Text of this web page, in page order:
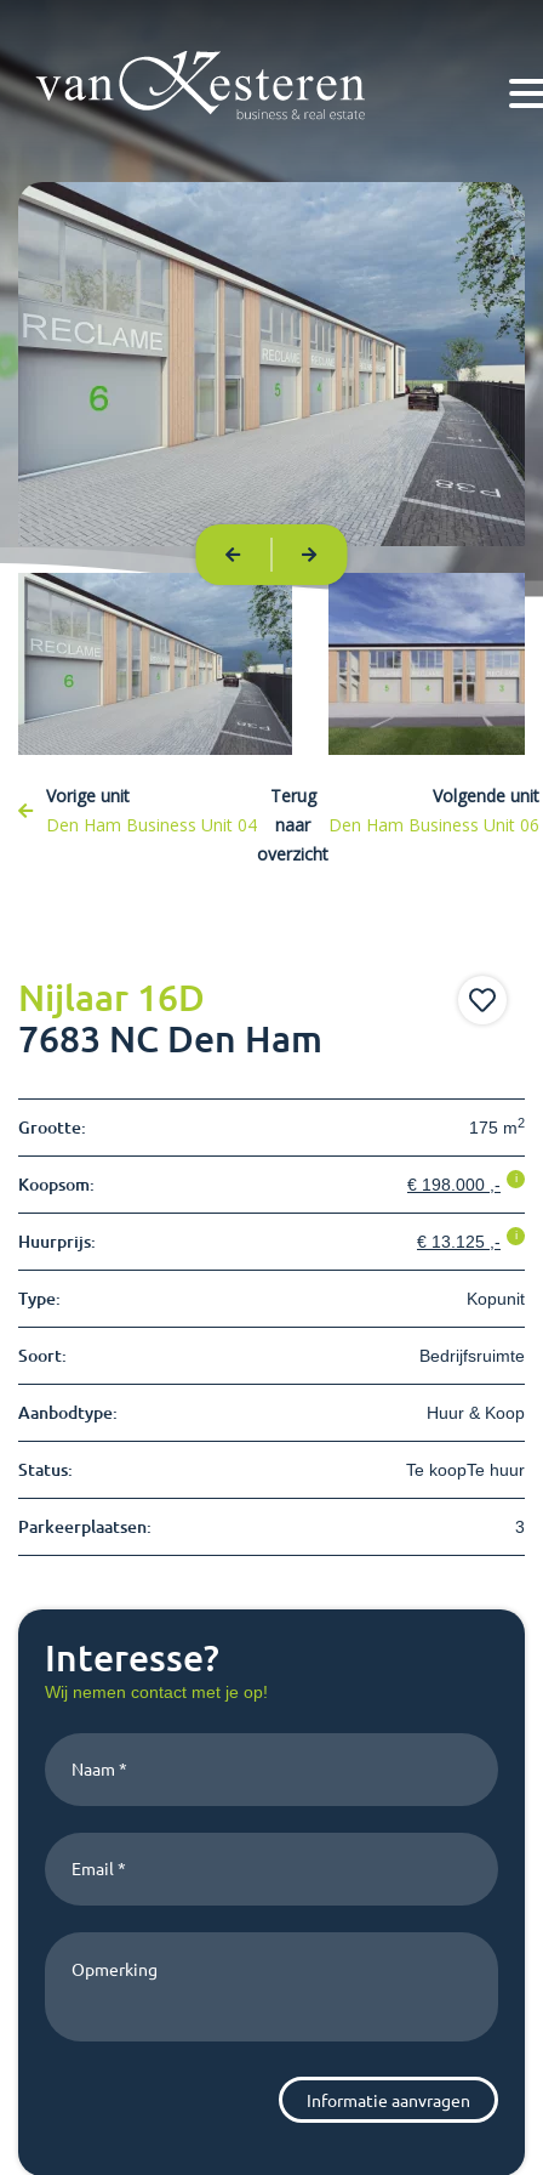
Home
Dit zijn wij
Aanbod
Projecten
Ik wil iets (ver)kopen of huren!
Contact
marco@vankesteren.nl
+31 (0) 318 – 240 330
Vorige unit
Den Ham Business Unit 04
Terug
naar
overzicht
Volgende unit
Den Ham Business Unit 06
Nijlaar 16D
7683 NC Den Ham
Grootte: 175 m2
Koopsom: € 198.000 ,- i
Huurprijs: € 13.125 ,- i
Type: Kopunit
Soort: Bedrijfsruimte
Aanbodtype: Huur & Koop
Status: Te koopTe huur
Parkeerplaatsen: 3
Interesse?
Wij nemen contact met je op!